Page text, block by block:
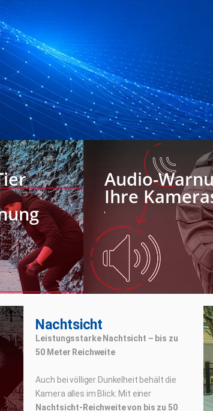
Audio-
Ihre
Nachtsicht
Leistungsstarke Nachtsicht – bis zu
50 Meter Reichweite
Auch bei völliger Dunkelheit behält die
Kamera alles im Blick: Mit einer
Nachtsicht-Reichweite von bis zu 50